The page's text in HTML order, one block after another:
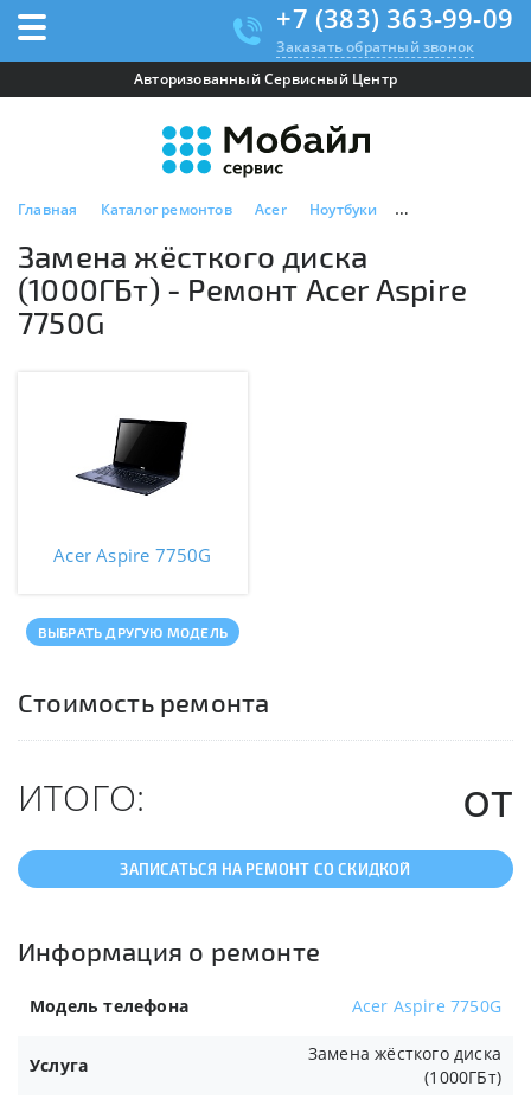
+7 (383) 363-99-09
Заказать обратный звонок
Авторизованный Сервисный Центр
Главная Каталог ремонтов Acer Ноутбуки Acer Aspire 7750G
Замена жёсткого диска
(1000ГБт) - Ремонт Acer Aspire
7750G
Acer Aspire 7750G
ВЫБРАТЬ ДРУГУЮ МОДЕЛЬ
Стоимость ремонта
ИТОГО: от
ЗАПИСАТЬСЯ НА РЕМОНТ СО СКИДКОЙ
Информация о ремонте
Модель телефона Acer Aspire 7750G
Услуга
Замена жёсткого диска
(1000ГБт)